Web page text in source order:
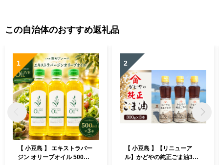
この自治体のおすすめ返礼品
1
【 小豆島 】 エキストラバー
ジン オリーブオイル 500ml
2
【 小豆島 】【リニューア
ル】かどやの純正ごま油300